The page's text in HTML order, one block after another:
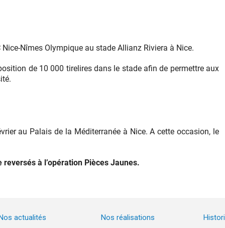
Nice-Nîmes Olympique au stade Allianz Riviera à Nice.
de 10 000 tirelires dans le stade afin de permettre aux
au Palais de la Méditerranée à Nice. A cette occasion, le
à l’opération Pièces Jaunes.
actualités Nos réalisations